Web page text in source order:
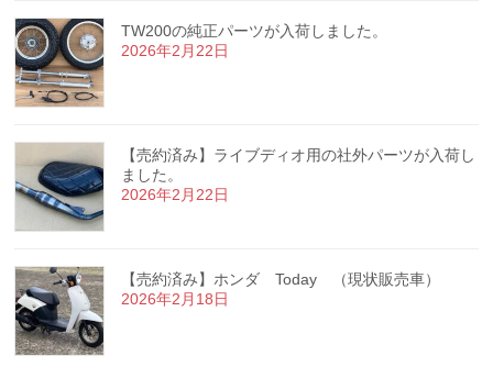
TW200の純正パーツが入荷しました。
2026年2月22日
【売約済み】ライブディオ用の社外パーツが入荷し
ました。
2026年2月22日
【売約済み】ホンダ Today （現状販売車）
2026年2月18日